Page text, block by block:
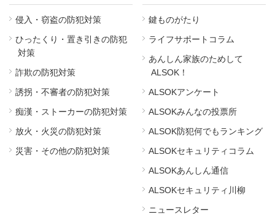
侵入・窃盗の防犯対策
ひったくり・置き引きの防犯
対策
詐欺の防犯対策
誘拐・不審者の防犯対策
痴漢・ストーカーの防犯対策
放火・火災の防犯対策
災害・その他の防犯対策
鍵ものがたり
ライフサポートコラム
あんしん家族のためして
ALSOK！
ALSOKアンケート
ALSOKみんなの投票所
ALSOK防犯何でもランキング
ALSOKセキュリティコラム
ALSOKあんしん通信
ALSOKセキュリティ川柳
ニュースレター